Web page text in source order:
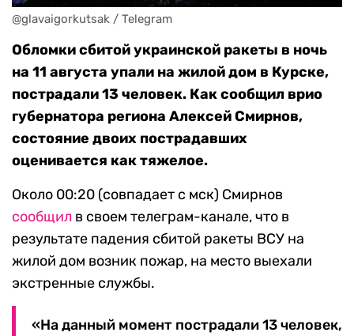
@glavaigorkutsak / Telegram
Обломки сбитой украинской ракеты в ночь
на 11 августа упали на жилой дом в Курске,
пострадали 13 человек. Как сообщил врио
губернатора региона Алексей Смирнов,
состояние двоих пострадавших
оценивается как тяжелое.
Около 00:20 (совпадает с мск) Смирнов
сообщил в своем телеграм-канале, что в
результате падения сбитой ракеты ВСУ на
жилой дом возник пожар, на место выехали
экстренные службы.
«На данный момент пострадали 13 человек,